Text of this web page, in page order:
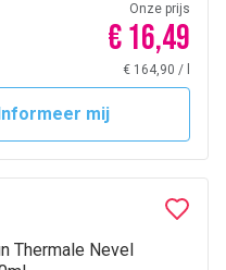
Onze prijs
€ 16,49
€ 164,90 /
mij
Thermale Nevel